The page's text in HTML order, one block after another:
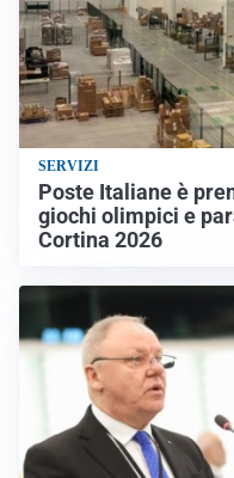
SERVIZI
Poste Italiane è
giochi olimpici e
Cortina 2026